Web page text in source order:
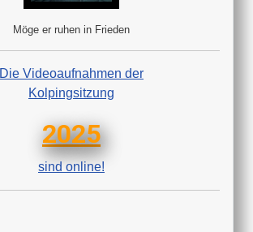
Möge er ruhen in Frieden
Die Videoaufnahmen der
Kolpingsitzung
2025
sind online!